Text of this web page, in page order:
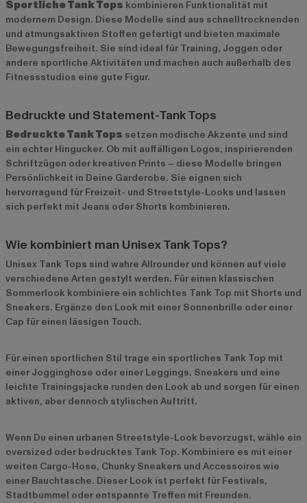
Sportliche Tank Tops kombinieren Funktionalität mit
modernem Design. Diese Modelle sind aus schnelltrocknenden
und atmungsaktiven Stoffen gefertigt und bieten maximale
Bewegungsfreiheit. Sie sind ideal für Training, Joggen oder
andere sportliche Aktivitäten und machen auch außerhalb des
Fitnessstudios eine gute Figur.
Bedruckte und Statement-Tank Tops
Bedruckte Tank Tops setzen modische Akzente und sind
ein echter Hingucker. Ob mit auffälligen Logos, inspirierenden
Schriftzügen oder kreativen Prints – diese Modelle bringen
Persönlichkeit in Deine Garderobe. Sie eignen sich
hervorragend für Freizeit- und Streetstyle-Looks und lassen
sich perfekt mit Jeans oder Shorts kombinieren.
Wie kombiniert man Unisex Tank Tops?
Unisex Tank Tops sind wahre Allrounder und können auf viele
verschiedene Arten gestylt werden. Für einen klassischen
Sommerlook kombiniere ein schlichtes Tank Top mit Shorts und
Sneakers. Ergänze den Look mit einer Sonnenbrille oder einer
Cap für einen lässigen Touch.
Für einen sportlichen Stil trage ein sportliches Tank Top mit
einer Jogginghose oder einer Leggings. Sneakers und eine
leichte Trainingsjacke runden den Look ab und sorgen für einen
aktiven, aber dennoch stylischen Auftritt.
Wenn Du einen urbanen Streetstyle-Look bevorzugst, wähle ein
oversized oder bedrucktes Tank Top. Kombiniere es mit einer
weiten Cargo-Hose, Chunky Sneakers und Accessoires wie
einer Bauchtasche. Dieser Look ist perfekt für Festivals,
Stadtbummel oder entspannte Treffen mit Freunden.